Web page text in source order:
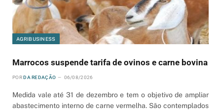
AGRIBUSINESS
Marrocos suspende tarifa de ovinos e carne bovina
POR DA REDAÇÃO 06/08/2026
Medida vale até 31 de dezembro e tem o objetivo de ampliar
abastecimento interno de carne vermelha. São contemplados